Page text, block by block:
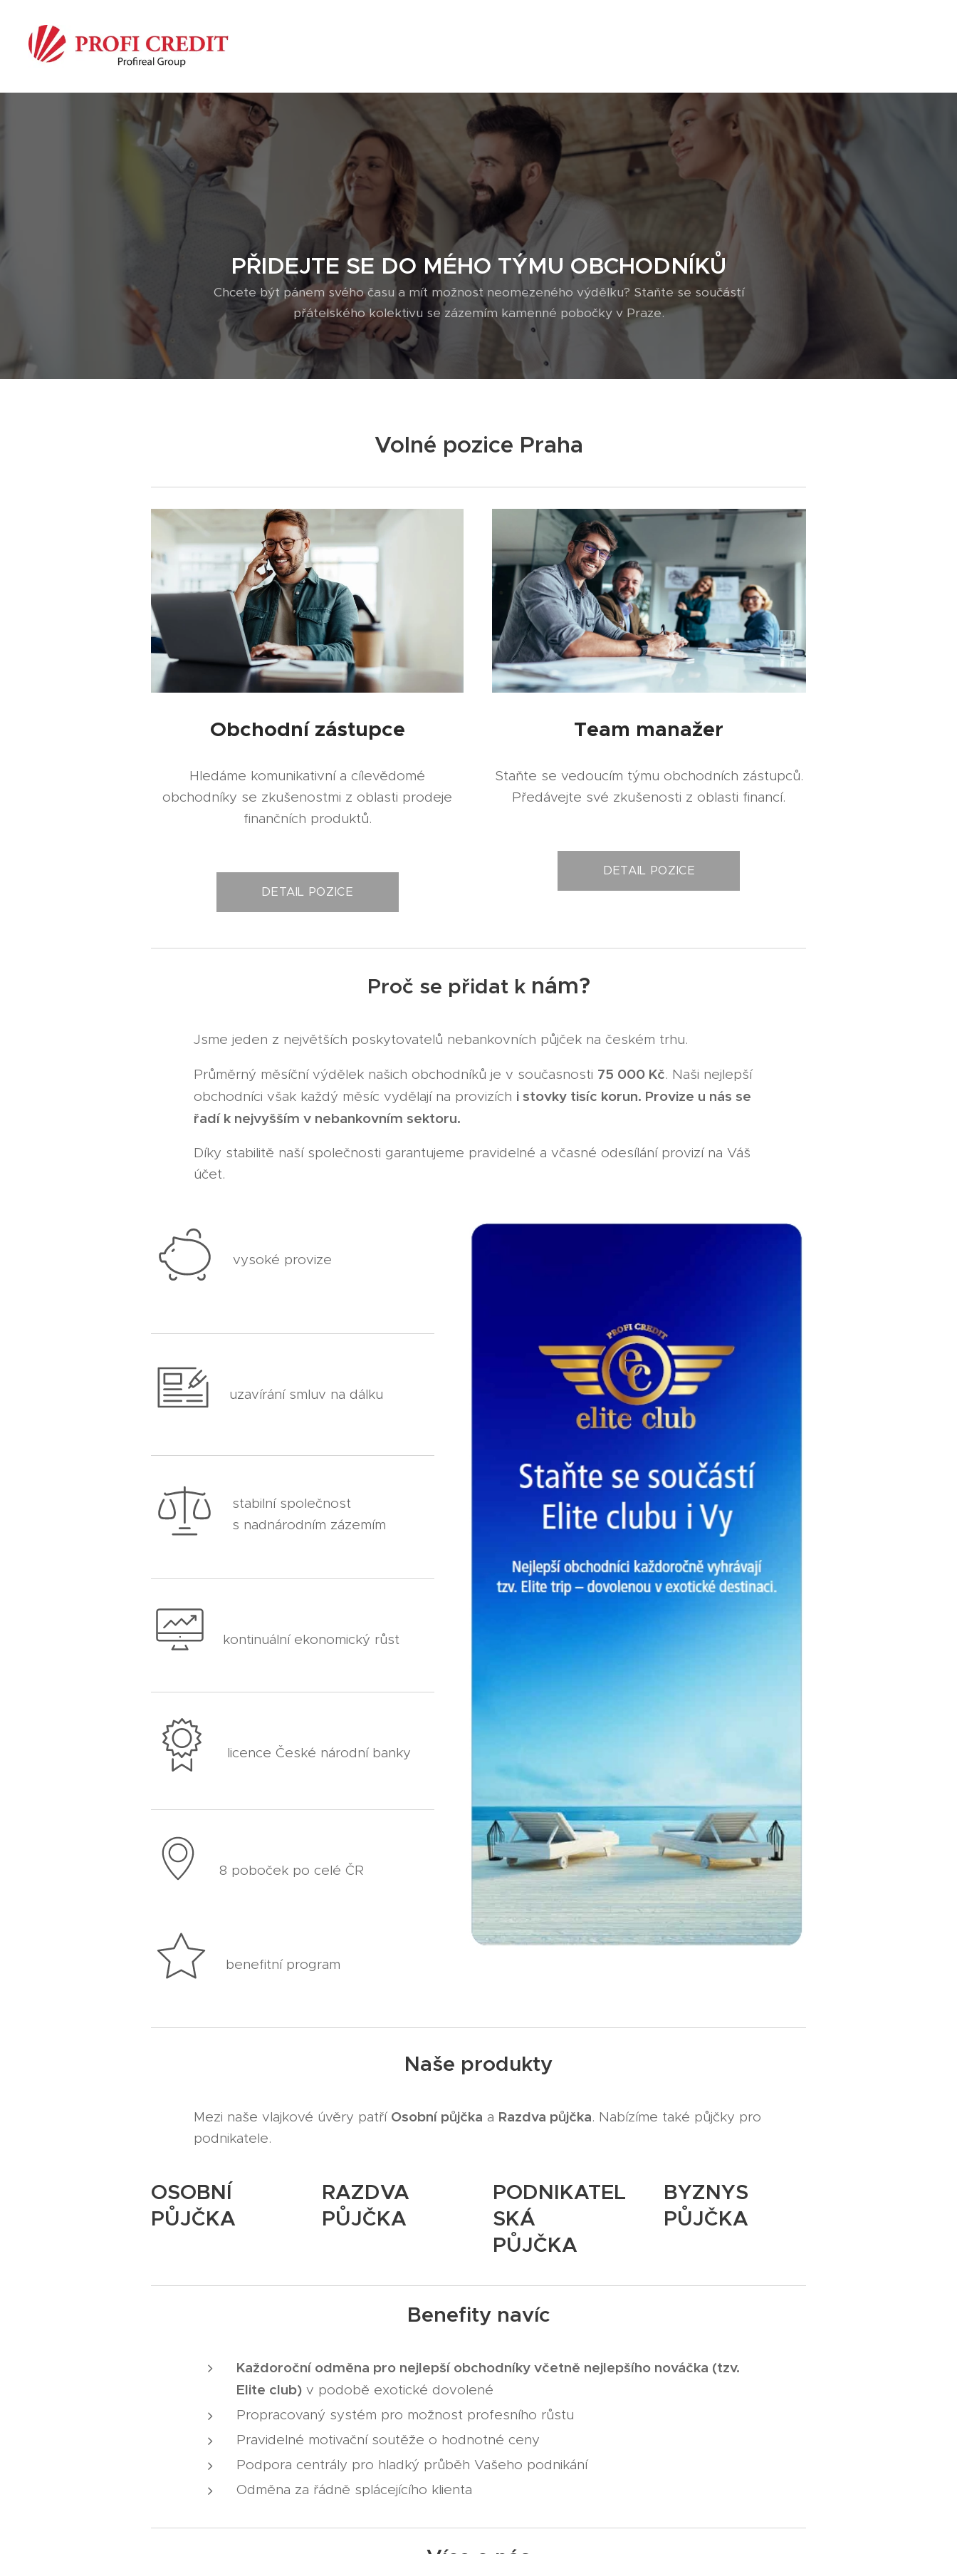
PŘIDEJTE SE DO MÉHO TÝMU OBCHODNÍKŮ
Chcete být pánem svého času a mít možnost neomezeného výdělku? Staňte se součástí
přátelského kolektivu se zázemím kamenné pobočky v Praze.
Volné pozice Praha
Obchodní zástupce
Hledáme komunikativní a cílevědomé
obchodníky se zkušenostmi z oblasti prodeje
finančních produktů.
DETAIL POZICE
Team manažer
Staňte se vedoucím týmu obchodních zástupců.
Předávejte své zkušenosti z oblasti financí.
DETAIL POZICE
Proč se přidat k nám?
Jsme jeden z největších poskytovatelů nebankovních půjček na českém trhu.
Průměrný měsíční výdělek našich obchodníků je v současnosti 75 000 Kč. Naši nejlepší
obchodníci však každý měsíc vydělají na provizích i stovky tisíc korun. Provize u nás se
řadí k nejvyšším v nebankovním sektoru.
Díky stabilitě naší společnosti garantujeme pravidelné a včasné odesílání provizí na Váš
účet.
vysoké provize
uzavírání smluv na dálku
stabilní společnost
s nadnárodním zázemím
kontinuální ekonomický růst
licence České národní banky
8 poboček po celé ČR
benefitní program
Naše produkty
Mezi naše vlajkové úvěry patří Osobní půjčka a Razdva půjčka. Nabízíme také půjčky pro
podnikatele.
OSOBNÍ
PŮJČKA
RAZDVA
PŮJČKA
PODNIKATEL
SKÁ
PŮJČKA
BYZNYS
PŮJČKA
Benefity navíc
Každoroční odměna pro nejlepší obchodníky včetně nejlepšího nováčka (tzv.
Elite club) v podobě exotické dovolené
Propracovaný systém pro možnost profesního růstu
Pravidelné motivační soutěže o hodnotné ceny
Podpora centrály pro hladký průběh Vašeho podnikání
Odměna za řádně splácejícího klienta